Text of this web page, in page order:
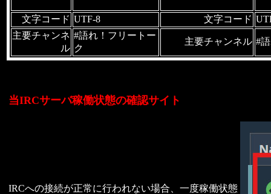
文字コード UTF-8 文字コード
主要チャンネ
ル
#語れ！フリートー
ク
主要チャンネル #
当IRCサーバ稼働状態の確認サイト
IRCへの接続が正常に行われない場合、一度稼働状態